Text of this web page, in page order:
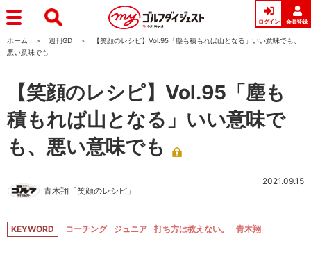
ログイン 会員登録
ホーム 週刊GD
【笑顔のレシピ】Vol.95「塵も積もれば山となる」いい意味でも、
悪い意味でも
【笑顔のレシピ】Vol.95「塵も
積もれば山となる」いい意味で
も、悪い意味でも
青木翔「笑顔のレシピ」
2021.09.15
KEYWORD コーチング ジュニア 打ち方は教えない。 青木翔